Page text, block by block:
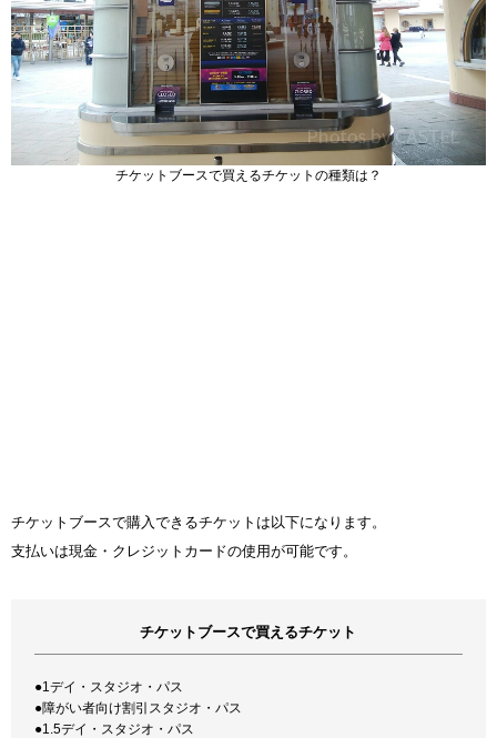
チケットブースで買えるチケットの種類は？
チケットブースで購入できるチケットは以下になります。
支払いは現金・クレジットカードの使用が可能です。
チケットブースで買えるチケット
●1デイ・スタジオ・パス
●障がい者向け割引スタジオ・パス
●1.5デイ・スタジオ・パス